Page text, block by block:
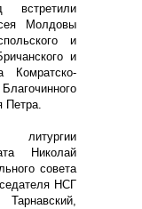
встретили
Молдовы
и
и
Комратско-
Петра.
Николай
совета
НСГ